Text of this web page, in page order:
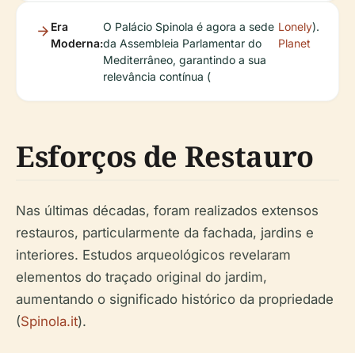
Era
Moderna:
O Palácio Spinola é agora a sede
da Assembleia Parlamentar do
Mediterrâneo, garantindo a sua
relevância contínua (
Lonely
Planet
).
Esforços de Restauro
Nas últimas décadas, foram realizados extensos
restauros, particularmente da fachada, jardins e
interiores. Estudos arqueológicos revelaram
elementos do traçado original do jardim,
aumentando o significado histórico da propriedade
(Spinola.it).